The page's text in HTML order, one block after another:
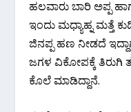
ಹಲವಾರು ಬಾರಿ ಅಪ್ಪ
ಇಂದು ಮಧ್ಯಾಹ್ನ ಮತ್ತೆ
ಜಿನಪ್ಪ ಹಣ ನೀಡದೆ
ಜಗಳ ವಿಕೋಪಕ್ಕೆ
ಕೊಲೆ ಮಾಡಿದ್ದಾನೆ.